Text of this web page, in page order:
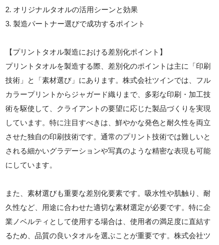
2. オリジナルタオルの活用シーンと効果
3. 製造パートナー選びで成功するポイント
【プリントタオル製造における差別化ポイント】
プリントタオルを製造する際、差別化のポイントは主に「印刷
技術」と「素材選び」にあります。株式会社ツインでは、フル
カラープリントからジャガード織りまで、多彩な印刷・加工技
術を駆使して、クライアントの要望に応じた製品づくりを実現
しています。特に注目すべきは、鮮やかな発色と耐久性を両立
させた独自の印刷技術です。通常のプリント技術では難しいと
される細かいグラデーションや写真のような精密な表現も可能
にしています。
また、素材選びも重要な差別化要素です。吸水性や肌触り、耐
久性など、用途に合わせた適切な素材選定が必要です。特に企
業ノベルティとして使用する場合は、使用者の満足度に直結す
るため、品質の良いタオルを選ぶことが重要です。株式会社ツ